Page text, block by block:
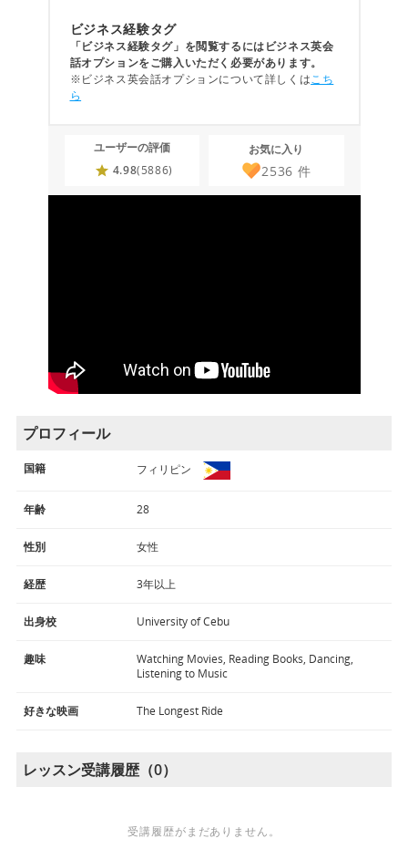
ビジネス経験タグ
「ビジネス経験タグ」を閲覧するにはビジネス英会
話オプションをご購入いただく必要があります。
※ビジネス英会話オプションについて詳しくはこち
ら
ユーザーの評価
4.98(5886)
お気に入り
2536 件
プロフィール
国籍 フィリピン
年齢 28
性別 女性
経歴 3年以上
出身校 University of Cebu
趣味
Watching Movies, Reading Books, Dancing,
Listening to Music
好きな映画 The Longest Ride
レッスン受講履歴（0）
受講履歴がまだありません。